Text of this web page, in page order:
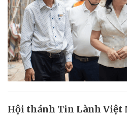
Hội thánh Tin Lành Việt